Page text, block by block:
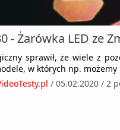
- Żarówka LED ze
sprawił, że wiele z
w których np.
/ 05.02.2020 / 2